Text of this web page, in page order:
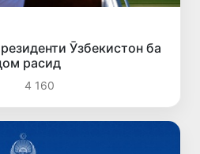
Ӯзбекистон ба
расид
4 160